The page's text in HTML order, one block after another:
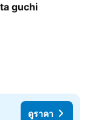
โปรด
guchi
ดูราคา